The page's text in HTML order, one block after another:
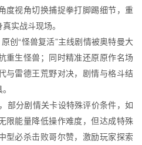
度视角切换捕捉拳打脚踢细节，重
实战斗现场。
创“怪兽复活”主线剧情被奥特曼大
重生怪兽；同时精准还原原作名场
与雷德王荒野对决，剧情与格斗结
部分剧情关卡设特殊评价条件，如
限能量降低操作难度，但达成特殊
型必杀击败哥尔赞，激励玩家探索